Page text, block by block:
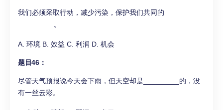
我们必须采取行动，减少污染，保护我们共同的
_________。
A. 环境 B. 效益 C. 利润 D. 机会
题目46：
尽管天气预报说今天会下雨，但天空却是_________的，没
有一丝云彩。